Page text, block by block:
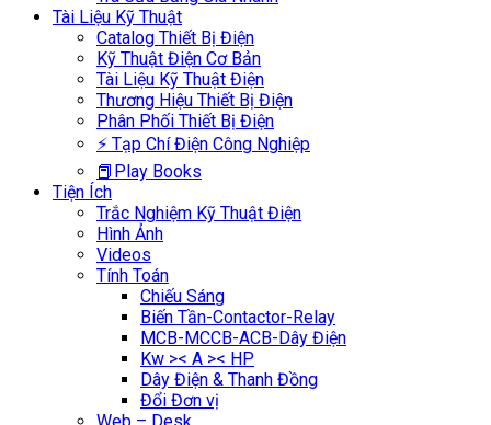
Tài Liệu Kỹ Thuật
Catalog Thiết Bị Điện
Kỹ Thuật Điện Cơ Bản
Tài Liệu Kỹ Thuật Điện
Thương Hiệu Thiết Bị Điện
Phân Phối Thiết Bị Điện
⚡ Tạp Chí Điện Công Nghiệp
📕Play Books
Tiện Ích
Trắc Nghiệm Kỹ Thuật Điện
Hình Ảnh
Videos
Tính Toán
Chiếu Sáng
Biến Tần-Contactor-Relay
MCB-MCCB-ACB-Dây Điện
Kw >< A >< HP
Dây Điện & Thanh Đồng
Đổi Đơn vị
Web – Desk